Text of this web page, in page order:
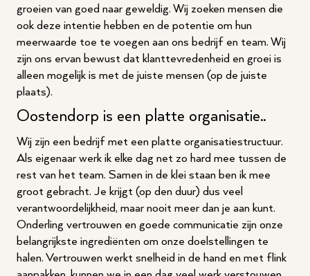
groeien van goed naar geweldig. Wij zoeken mensen die
ook deze intentie hebben en de potentie om hun
meerwaarde toe te voegen aan ons bedrijf en team. Wij
zijn ons ervan bewust dat klanttevredenheid en groei is
alleen mogelijk is met de juiste mensen (op de juiste
plaats).
Oostendorp is een platte organisatie..
Wij zijn een bedrijf met een platte organisatiestructuur.
Als eigenaar werk ik elke dag net zo hard mee tussen de
rest van het team. Samen in de klei staan ben ik mee
groot gebracht. Je krijgt (op den duur) dus veel
verantwoordelijkheid, maar nooit meer dan je aan kunt.
Onderling vertrouwen en goede communicatie zijn onze
belangrijkste ingrediënten om onze doelstellingen te
halen. Vertrouwen werkt snelheid in de hand en met flink